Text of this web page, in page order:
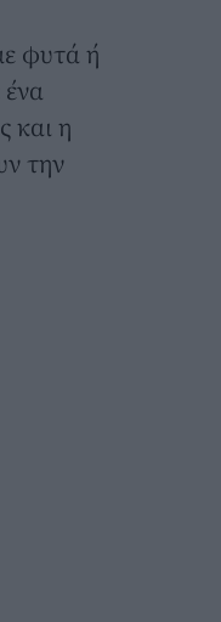
φυτά ή
ένα
και η
την